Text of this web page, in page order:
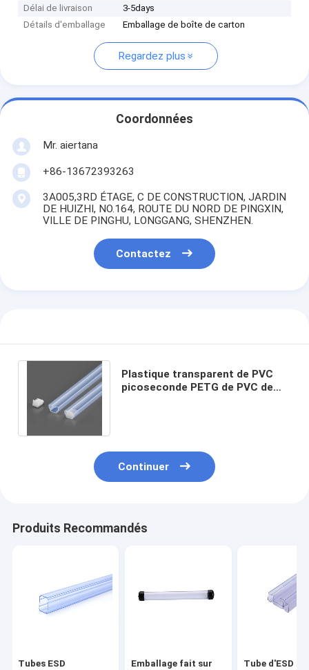
Délai de livraison
3-5days
Détails d'emballage
Emballage de boîte de carton
Regardez plus
Coordonnées
Mr. aiertana
+86-13672393263
3A005,3RD ÉTAGE, C DE CONSTRUCTION, JARDIN
DE HUIZHI, NO.164, ROUTE DU NORD DE PINGXIN,
VILLE DE PINGHU, LONGGANG, SHENZHEN.
Contactez
Plastique transparent de PVC
picoseconde PETG de PVC de
Continuer
Produits Recommandés
Tubes ESD
Emballage fait sur
Tube d'ESD